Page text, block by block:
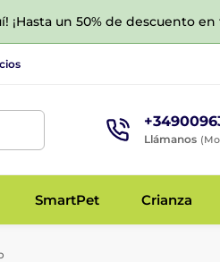
¡Hasta un 50% de descuento
Llámanos
SmartPet Crianza